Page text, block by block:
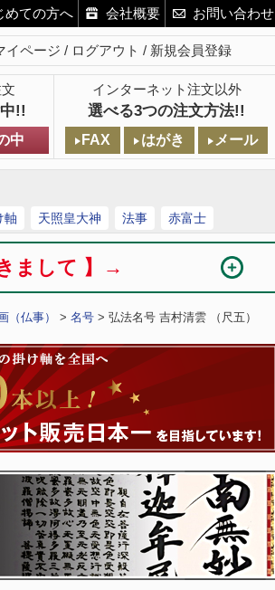
めての方へ 会社概要 お問い合わせ
イページ ログアウト 新規会員登録
!!
インターネット注文以外
選べる3つの注文方法!!
中 FAX はがき メール
軸 天照皇大神 法事 赤富士
きまして 】→
（仏事） > 名号 > 弘法名号 吉村清雲 （尺五）